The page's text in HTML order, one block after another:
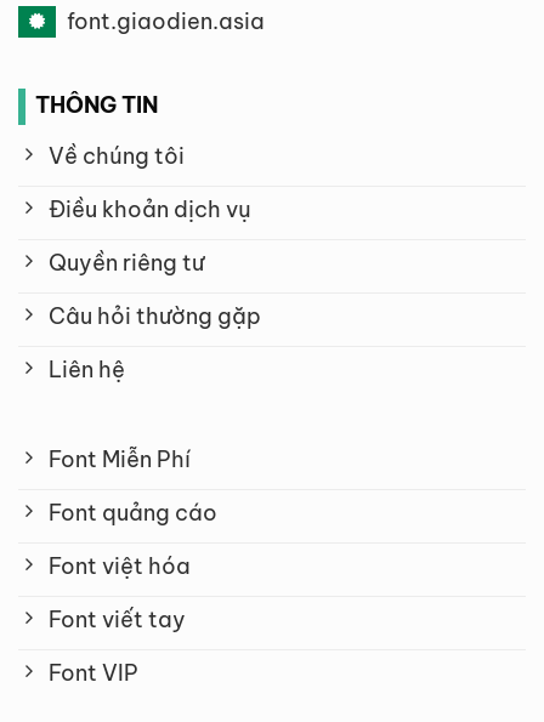
font.giaodien.asia
THÔNG TIN
Về chúng tôi
Điều khoản dịch vụ
Quyền riêng tư
Câu hỏi thường gặp
Liên hệ
Font Miễn Phí
Font quảng cáo
Font việt hóa
Font viết tay
Font VIP